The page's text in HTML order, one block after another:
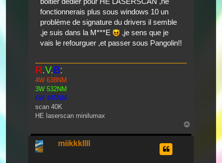
fonctionnerais plus sous windows 10 un
problème de signature du drivers il semble
,je suis dans la M***E
,je sens que je
vais le refourguer ,et passer sous Pangolin!!
R.V.B:
4W 638NM
3W 532NM
6W 445NM
scan 40K
HE laserscan minilumax
miikkkllll